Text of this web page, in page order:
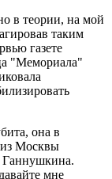
в теории, на мой
таким
газете
"Мемориала"
она в
из Москвы
мне